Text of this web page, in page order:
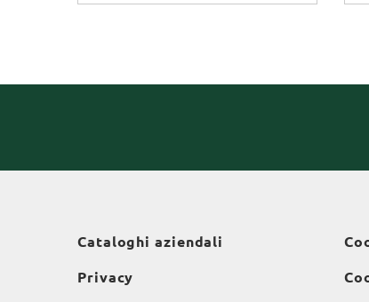
Cataloghi aziendali
Privacy